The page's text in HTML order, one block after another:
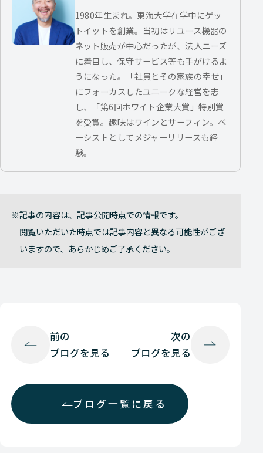
1980年生まれ。東海大学在学中にゲッ
トイットを創業。当初はリユース機器の
ネット販売が中心だったが、法人ニーズ
に着目し、保守サービス等も手がけるよ
うになった。「社員とその家族の幸せ」
にフォーカスしたユニークな経営を志
し、「第6回ホワイト企業大賞」特別賞
を受賞。趣味はワインとサーフィン。ベ
ーシストとしてメジャーリリースも経
験。
記事の内容は、記事公開時点での情報です。
閲覧いただいた時点では記事内容と異なる可能性がござ
いますので、あらかじめご了承ください。
前の
ブログを見る
ブログ一覧に戻る
次の
ブログを見る